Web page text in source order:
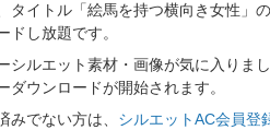
タイトル「絵馬を持つ横向き女性」
ドし放題です。
シルエット素材・画像が気に入りま
ダウンロードが開始されます。
みでない方は、 シルエットAC会員登